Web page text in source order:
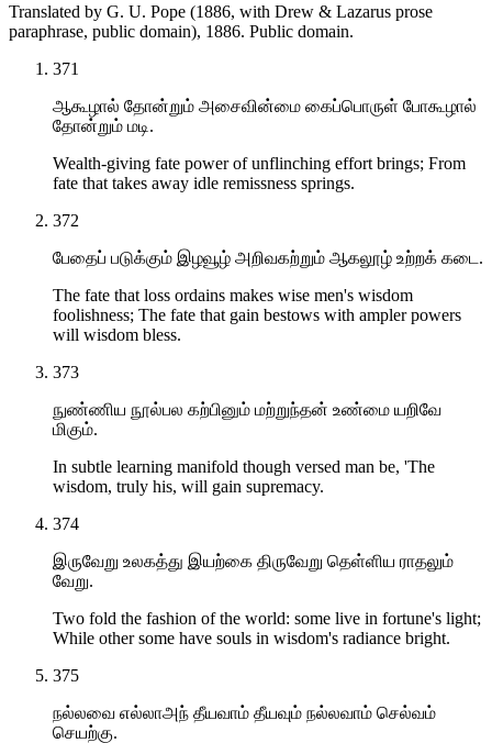
Translated by G. U. Pope (1886, with Drew & Lazarus prose
paraphrase, public domain), 1886. Public domain.
371
ஆகூழால் தோன்றும் அசைவின்மை கைப்பொருள் போகூழால்
தோன்றும் மடி.
Wealth-giving fate power of unflinching effort brings; From
fate that takes away idle remissness springs.
372
பேதைப் படுக்கும் இழவூழ் அறிவகற்றும் ஆகலூழ் உற்றக் கடை.
The fate that loss ordains makes wise men's wisdom
foolishness; The fate that gain bestows with ampler powers
will wisdom bless.
373
நுண்ணிய நூல்பல கற்பினும் மற்றுந்தன் உண்மை யறிவே
மிகும்.
In subtle learning manifold though versed man be, 'The
wisdom, truly his, will gain supremacy.
374
இருவேறு உலகத்து இயற்கை திருவேறு தெள்ளிய ராதலும்
வேறு.
Two fold the fashion of the world: some live in fortune's light;
While other some have souls in wisdom's radiance bright.
375
நல்லவை எல்லாஅந் தீயவாம் தீயவும் நல்லவாம் செல்வம்
செயற்கு.